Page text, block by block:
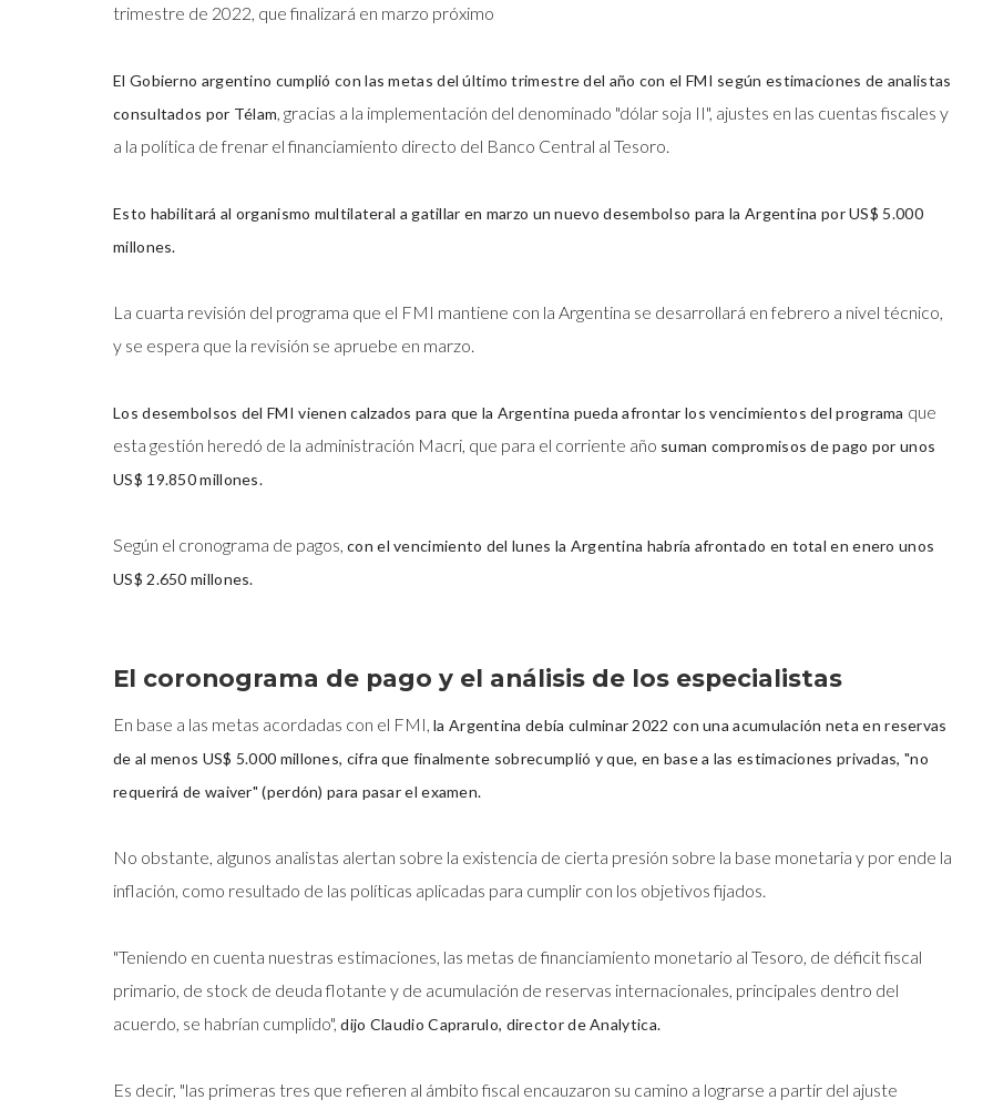
trimestre de 2022, que finalizará en marzo próximo
El Gobierno argentino cumplió con las metas del último trimestre del año con el FMI según estimaciones de analistas
consultados por Télam, gracias a la implementación del denominado "dólar soja II", ajustes en las cuentas fiscales y
a la política de frenar el financiamiento directo del Banco Central al Tesoro.
Esto habilitará al organismo multilateral a gatillar en marzo un nuevo desembolso para la Argentina por US$ 5.000
millones.
La cuarta revisión del programa que el FMI mantiene con la Argentina se desarrollará en febrero a nivel técnico,
y se espera que la revisión se apruebe en marzo.
Los desembolsos del FMI vienen calzados para que la Argentina pueda afrontar los vencimientos del programa que
esta gestión heredó de la administración Macri, que para el corriente año suman compromisos de pago por unos
US$ 19.850 millones.
Según el cronograma de pagos, con el vencimiento del lunes la Argentina habría afrontado en total en enero unos
US$ 2.650 millones.
El coronograma de pago y el análisis de los especialistas
En base a las metas acordadas con el FMI, la Argentina debía culminar 2022 con una acumulación neta en reservas
de al menos US$ 5.000 millones, cifra que finalmente sobrecumplió y que, en base a las estimaciones privadas, "no
requerirá de waiver" (perdón) para pasar el examen.
No obstante, algunos analistas alertan sobre la existencia de cierta presión sobre la base monetaria y por ende la
inflación, como resultado de las políticas aplicadas para cumplir con los objetivos fijados.
"Teniendo en cuenta nuestras estimaciones, las metas de financiamiento monetario al Tesoro, de déficit fiscal
primario, de stock de deuda flotante y de acumulación de reservas internacionales, principales dentro del
acuerdo, se habrían cumplido", dijo Claudio Caprarulo, director de Analytica.
Es decir, "las primeras tres que refieren al ámbito fiscal encauzaron su camino a lograrse a partir del ajuste